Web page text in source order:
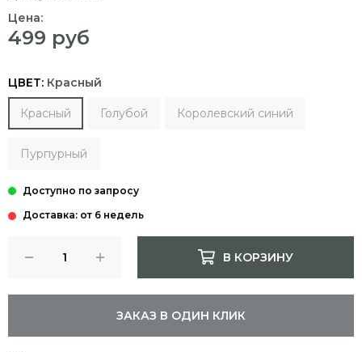
Цена:
499 руб
ЦВЕТ: Красный
Красный Голубой Королевский синий
Пурпурный
Доставка: от 6 недель
В КОРЗИНУ
ЗАКАЗ В ОДИН КЛИК